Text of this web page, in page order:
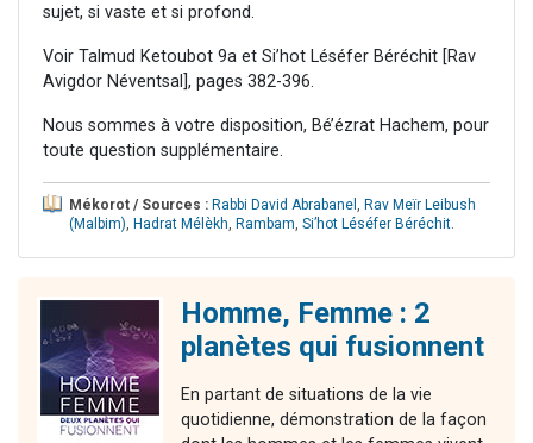
sujet, si vaste et si profond.
Voir Talmud Ketoubot 9a et Si’hot Léséfer Béréchit [Rav
Avigdor Néventsal], pages 382-396.
Nous sommes à votre disposition, Bé’ézrat Hachem, pour
toute question supplémentaire.
Mékorot / Sources : Rabbi David Abrabanel , Rav Meïr Leibush
(Malbim), Hadrat Mélèkh, Rambam, Si’hot Léséfer Béréchit.
Homme, Femme : 2
planètes qui fusionnent
En partant de situations de la vie
quotidienne, démonstration de la façon